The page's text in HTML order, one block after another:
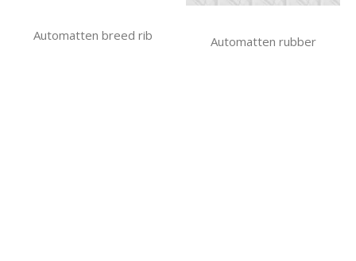
Automatten breed rib Automatten rubber